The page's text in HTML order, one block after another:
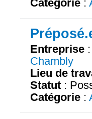
Catégorie :
Entreprise :
Chambly
Lieu de
Statut :
Catégorie :